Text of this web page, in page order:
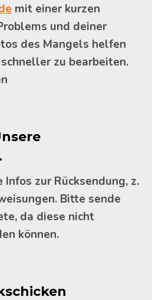
mit einer kurzen
und deiner
des Mangels helfen
zu bearbeiten.
zur Rücksendung, z.
Bitte sende
da diese nicht
können.